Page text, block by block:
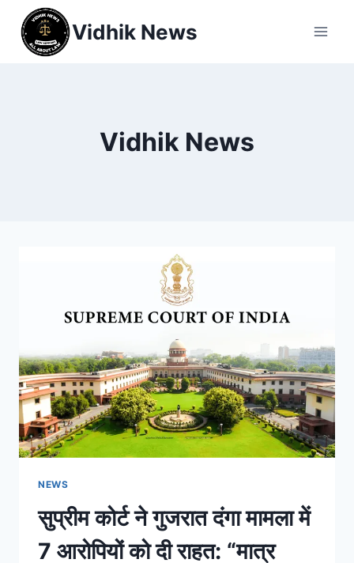
Vidhik News
Vidhik News
NEWS
सुप्रीम कोर्ट ने गुजरात दंगा मामला में
7 आरोपियों को दी राहत: “मात्र